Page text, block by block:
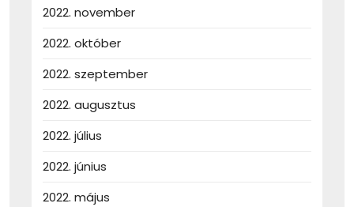
2022. november
2022. október
2022. szeptember
2022. augusztus
2022. július
2022. június
2022. május